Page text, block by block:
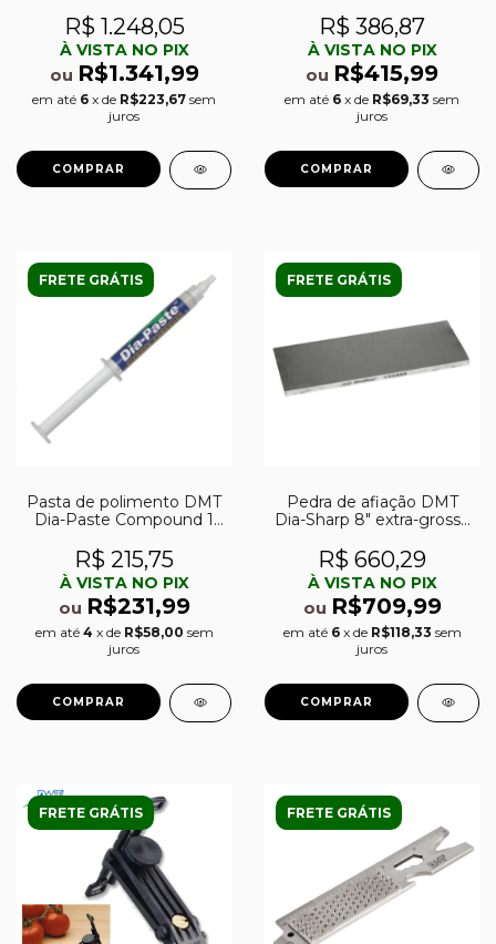
afiação DMT DuoBase
R$ 1.248,05
À VISTA NO PIX
ou R$1.341,99
em até 6 x de R$223,67 sem
juros
Diafold e Dia-Sharp 4´´
R$ 386,87
À VISTA NO PIX
ou R$415,99
em até 6 x de R$69,33 sem
juros
FRETE GRÁTIS
Pasta de polimento DMT
Dia-Paste Compound 1
R$ 215,75
À VISTA NO PIX
ou R$231,99
em até 4 x de R$58,00 sem
juros
FRETE GRÁTIS
Pedra de afiação DMT
Dia-Sharp 8″ extra-grossa
R$ 660,29
À VISTA NO PIX
ou R$709,99
em até 6 x de R$118,33 sem
juros
FRETE GRÁTIS FRETE GRÁTIS